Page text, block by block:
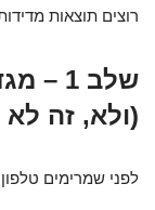
רוצים תוצאות
שלב
(ולא, זה לא
לפני שמרימים